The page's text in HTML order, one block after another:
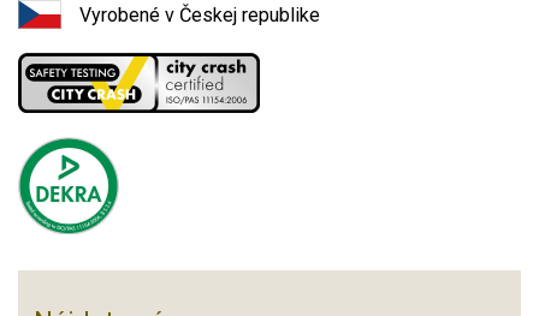
Vyrobené v Českej republike